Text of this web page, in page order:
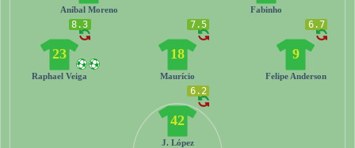
Fabinho
Aníbal Moreno
6.7
9
Felipe Anderson
7.5
18
Maurício
8.3
23
Raphael Veiga
6.2
42
J. López